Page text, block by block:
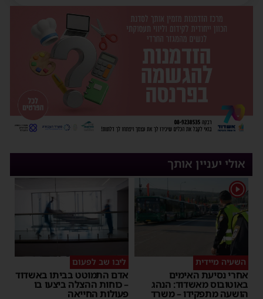
אולי יעניין אותך
1
השעיה מיידית
אחרי נסיעת האימים
באוטובוס מאשדוד: הנהג
הושעה מתפקידו – משרד
ליבו שב לפעום
אדם התמוטט בביתו באשדוד
– כוחות ההצלה ביצעו בו
פעולות החייאה